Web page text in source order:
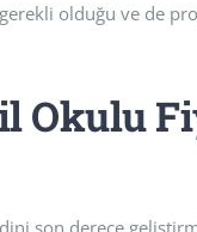
olduğu ve de
Okulu